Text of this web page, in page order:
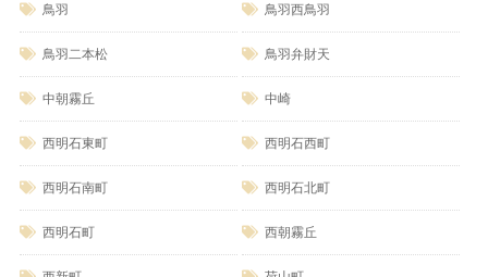
鳥羽 鳥羽西鳥羽
鳥羽二本松 鳥羽弁財天
中朝霧丘 中崎
西明石東町 西明石西町
西明石南町 西明石北町
西明石町 西朝霧丘